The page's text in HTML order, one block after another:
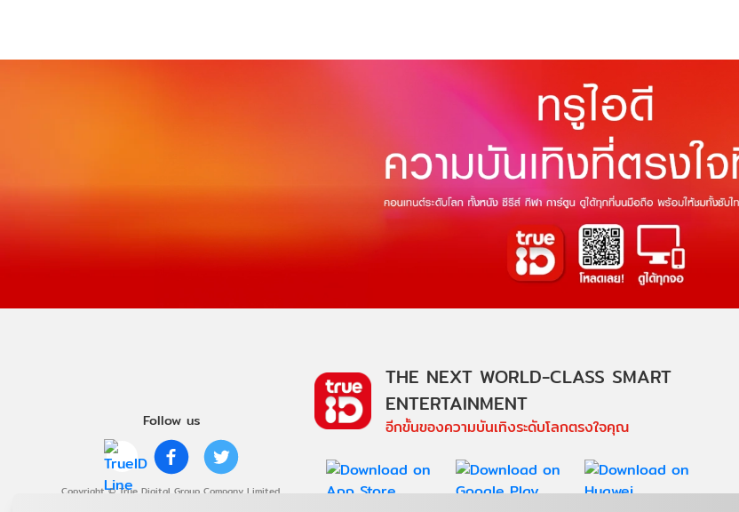
Follow us
Copyright © True Digital Group Company Limited.
THE NEXT WORLD-CLASS SMART
ENTERTAINMENT
อีกขั้นของความบันเทิงระดับโลกตรงใจคุณ